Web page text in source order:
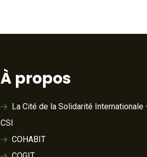
À propos
La Cité de la Solidarité Internationale
CSI
COHABIT